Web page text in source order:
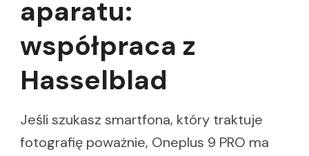
aparatu:
współpraca z
Hasselblad
Jeśli szukasz smartfona, który traktuje
fotografię poważnie, Oneplus 9 PRO ma